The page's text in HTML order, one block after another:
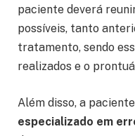
paciente deverá
possíveis, tanto
tratamento, sendo
realizados e o
Além disso, a
especializado em